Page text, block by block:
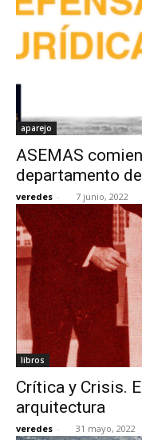
aparejo
ASEMAS
departamento
veredes - 7 junio, 2022
libros
Crítica y Crisis.
arquitectura
veredes - 31 mayo, 2022